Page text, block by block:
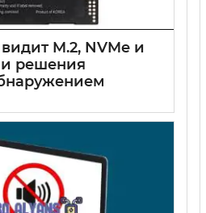
M.2, NVMe и
решения